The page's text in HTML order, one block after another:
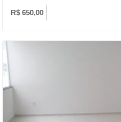
R$ 650,00